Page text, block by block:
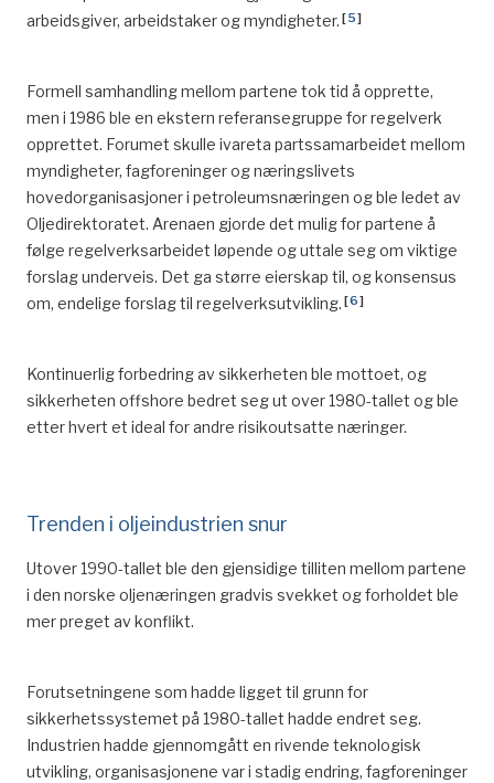
^
2017/teknisk-potensial-enda-mer-a-hente/
^ Faktahefte2005
Norskpetroleumsverksemd,s.42.
^ https://www.npd.no/fakta/nyheter/generelle-
nyheter/2011/Ekofisk-fyller-40/
^ KristinHenangerHaugen: Lenge leve kritt, Norsk
sokkel nr.1 2004. s. 23.
^ Innholdet i de følgende artiklene baserer seg på
kapittelet «Elverket i Oljealderen» i boka I det
regionale spenningsfelt. Sola Energi 1913-1999, av
^ Opplyst av tidligere rådmann i Sola kommune Toralv
Torstensbø i samtale med Kristin Øye Gjerde, 22.
februar 2001.
^Rådmannens forslag til budsjett for Sola
^Opplyst av tidligere teknisk sjef i Sola kommune
Oskar Goa i samtale med Kristin Øye Gjerde, 23.
oktober 2000.
arbeidsgiver, arbeidstaker og myndigheter. [5]
Formell samhandling mellom partene tok tid å opprette,
men i 1986 ble en ekstern referansegruppe for regelverk
opprettet. Forumet skulle ivareta partssamarbeidet mellom
myndigheter, fagforeninger og næringslivets
hovedorganisasjoner i petroleumsnæringen og ble ledet av
Oljedirektoratet. Arenaen gjorde det mulig for partene å
følge regelverksarbeidet løpende og uttale seg om viktige
forslag underveis. Det ga større eierskap til, og konsensus
om, endelige forslag til regelverksutvikling. [6]
Kontinuerlig forbedring av sikkerheten ble mottoet, og
sikkerheten offshore bedret seg ut over 1980-tallet og ble
etter hvert et ideal for andre risikoutsatte næringer.
Trenden i oljeindustrien snur
Utover 1990-tallet ble den gjensidige tilliten mellom partene
i den norske oljenæringen gradvis svekket og forholdet ble
mer preget av konflikt.
Forutsetningene som hadde ligget til grunn for
sikkerhetssystemet på 1980-tallet hadde endret seg.
Industrien hadde gjennomgått en rivende teknologisk
utvikling, organisasjonene var i stadig endring, fagforeninger